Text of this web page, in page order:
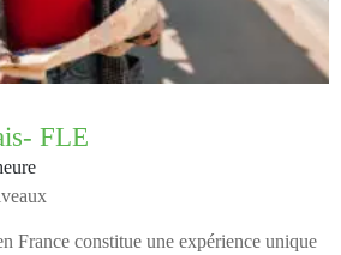
FLE
France constitue une expérience unique